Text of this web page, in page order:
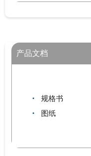
产品文档
规格书
图纸